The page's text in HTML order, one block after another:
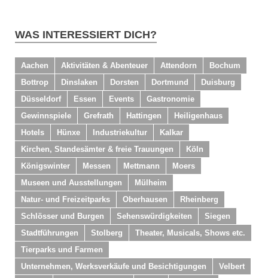
WAS INTERESSIERT DICH?
Aachen Aktivitäten & Abenteuer Attendorn
Bochum
Bottrop
Dinslaken Dorsten Dortmund
Duisburg
Düsseldorf
Essen Events
Gastronomie
Gewinnspiele
Grefrath Hattingen
Heiligenhaus
Hotels
Hünxe Industriekultur
Kalkar
Kirchen, Standesämter & freie Trauungen
Köln
Königswinter
Messen Mettmann
Moers
Museen und Ausstellungen
Mülheim
Natur- und Freizeitparks
Oberhausen
Rheinberg
Schlösser und Burgen
Sehenswürdigkeiten
Siegen
Stadtführungen
Stolberg
Theater, Musicals, Shows etc.
Tierparks und Farmen
Unternehmen, Werksverkäufe und Besichtigungen
Velbert